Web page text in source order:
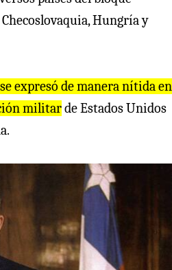
Hungría y
expresó de manera nítida en
militarde Estados Unidos